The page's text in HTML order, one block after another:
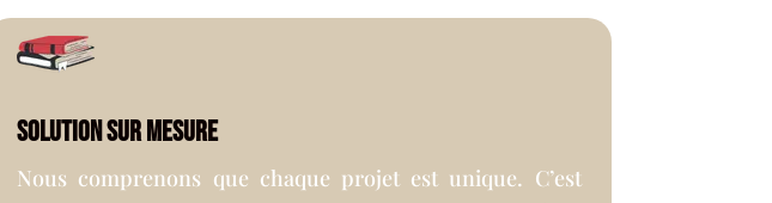
Solution sur mesure
Nous comprenons que chaque projet est unique. C’est